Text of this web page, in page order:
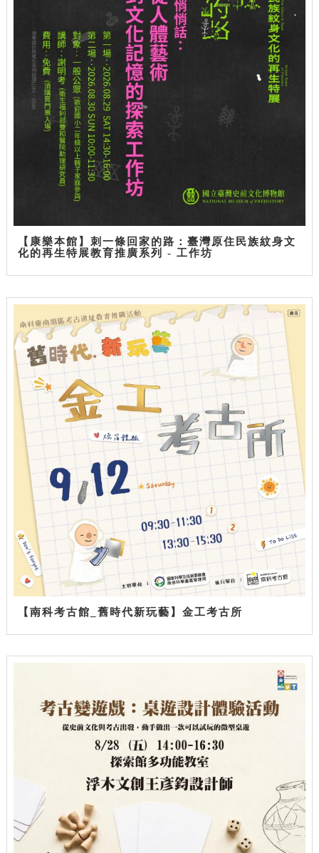
【康樂本館】刺一條回家的路：臺灣原住民族紋身文
化的再生特展教育推廣系列 - 工作坊
【南科考古館_舊時代新玩藝】金工考古所